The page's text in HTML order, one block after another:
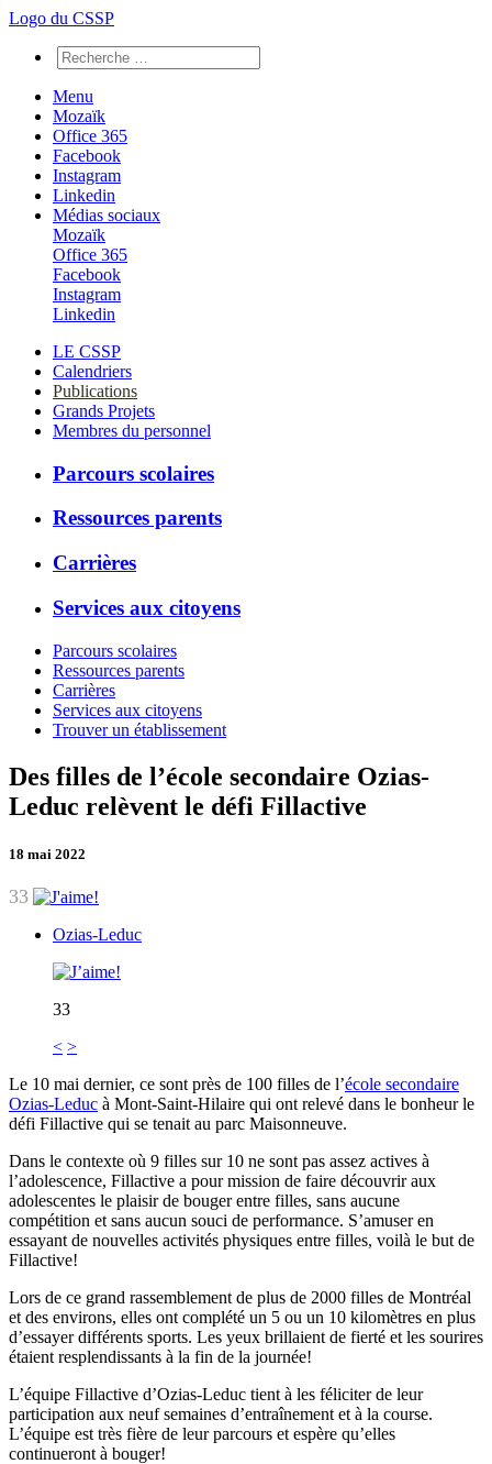
Logo du CSSP
Menu
Mozaïk
Office 365
Facebook
Instagram
Linkedin
Médias sociaux
Mozaïk
Office 365
Facebook
Instagram
Linkedin
LE CSSP
Calendriers
Publications
Grands Projets
Membres du personnel
Parcours scolaires
Ressources parents
Carrières
Services aux citoyens
Parcours scolaires
Ressources parents
Carrières
Services aux citoyens
Trouver un établissement
Des filles de l’école secondaire Ozias-
Leduc relèvent le défi Fillactive
18 mai 2022
33
Ozias-Leduc
33
< >
Le 10 mai dernier, ce sont près de 100 filles de l’école secondaire
Ozias-Leduc à Mont-Saint-Hilaire qui ont relevé dans le bonheur le
défi Fillactive qui se tenait au parc Maisonneuve.
Dans le contexte où 9 filles sur 10 ne sont pas assez actives à
l’adolescence, Fillactive a pour mission de faire découvrir aux
adolescentes le plaisir de bouger entre filles, sans aucune
compétition et sans aucun souci de performance. S’amuser en
essayant de nouvelles activités physiques entre filles, voilà le but de
Fillactive!
Lors de ce grand rassemblement de plus de 2000 filles de Montréal
et des environs, elles ont complété un 5 ou un 10 kilomètres en plus
d’essayer différents sports. Les yeux brillaient de fierté et les sourires
étaient resplendissants à la fin de la journée!
L’équipe Fillactive d’Ozias-Leduc tient à les féliciter de leur
participation aux neuf semaines d’entraînement et à la course.
L’équipe est très fière de leur parcours et espère qu’elles
continueront à bouger!